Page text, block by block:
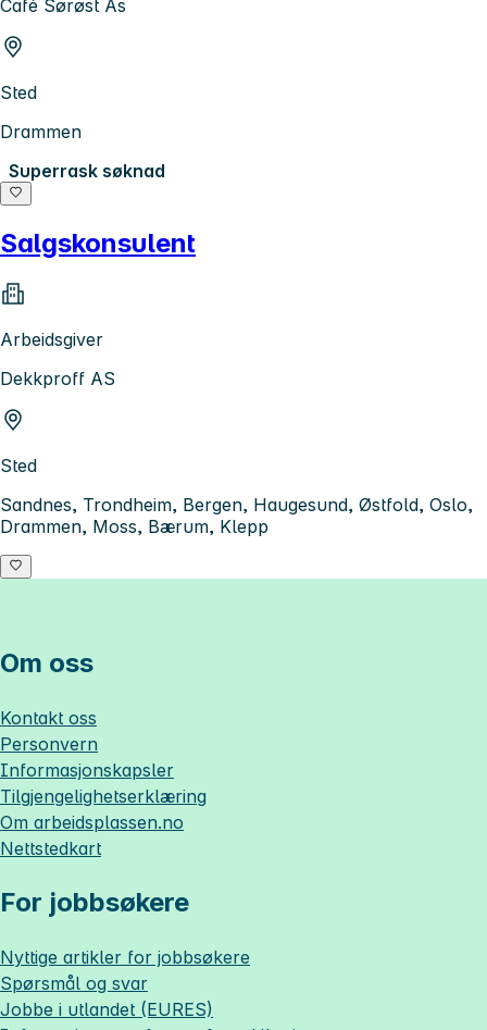
Café Sørøst As
Sted
Drammen
Superrask søknad
Salgskonsulent
Arbeidsgiver
Dekkproff AS
Sted
Sandnes, Trondheim, Bergen, Haugesund, Østfold, Oslo,
Drammen, Moss, Bærum, Klepp
Om oss
Kontakt oss
Personvern
Informasjonskapsler
Tilgjengelighetserklæring
Om arbeidsplassen.no
Nettstedkart
For jobbsøkere
Nyttige artikler for jobbsøkere
Spørsmål og svar
Jobbe i utlandet (EURES)